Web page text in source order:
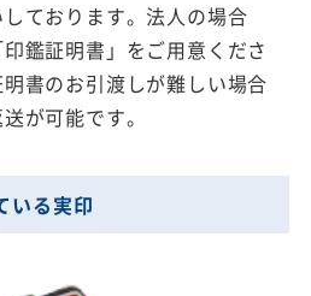
ております。法人の場合
鑑証明書」をご用意くださ
書のお引渡しが難しい場合
が可能です。
いる実印